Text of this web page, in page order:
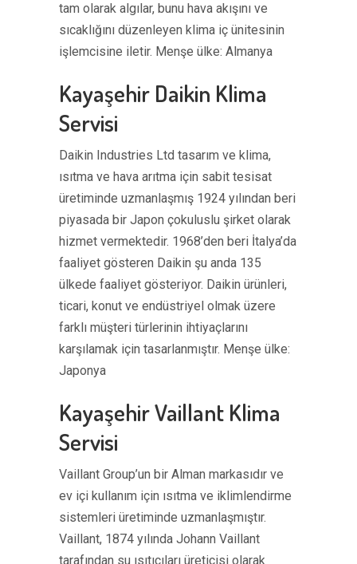
tam olarak algılar, bunu hava akışını ve
sıcaklığını düzenleyen klima iç ünitesinin
işlemcisine iletir. Menşe ülke: Almanya
Kayaşehir Daikin Klima
Servisi
Daikin Industries Ltd tasarım ve klima,
ısıtma ve hava arıtma için sabit tesisat
üretiminde uzmanlaşmış 1924 yılından beri
piyasada bir Japon çokuluslu şirket olarak
hizmet vermektedir. 1968’den beri İtalya’da
faaliyet gösteren Daikin şu anda 135
ülkede faaliyet gösteriyor. Daikin ürünleri,
ticari, konut ve endüstriyel olmak üzere
farklı müşteri türlerinin ihtiyaçlarını
karşılamak için tasarlanmıştır. Menşe ülke:
Japonya
Kayaşehir Vaillant Klima
Servisi
Vaillant Group’un bir Alman markasıdır ve
ev içi kullanım için ısıtma ve iklimlendirme
sistemleri üretiminde uzmanlaşmıştır.
Vaillant, 1874 yılında Johann Vaillant
tarafından su ısıtıcıları üreticisi olarak